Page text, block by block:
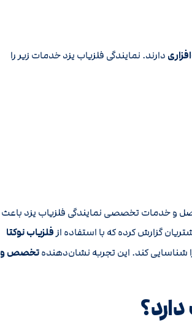
دارند. نمایندگی فلزیاب یزد خدمات زیر را
اصل و خدمات تخصصی نمایندگی فلزیاب یزد باعث
گزارش کرده که با استفاده از فلزیاب نوکتا
شناسایی کند. این تجربه نشان‌دهندهتخصص و